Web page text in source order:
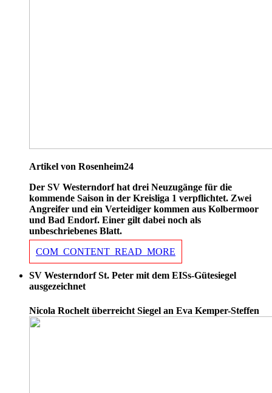
Artikel von Rosenheim24
Der SV Westerndorf hat drei Neuzugänge für die
kommende Saison in der Kreisliga 1 verpflichtet. Zwei
Angreifer und ein Verteidiger kommen aus Kolbermoor
und Bad Endorf. Einer gilt dabei noch als
unbeschriebenes Blatt.
COM_CONTENT_READ_MORE
SV Westerndorf St. Peter mit dem EISs-Gütesiegel
ausgezeichnet
Nicola Rochelt überreicht Siegel an Eva Kemper-Steffen